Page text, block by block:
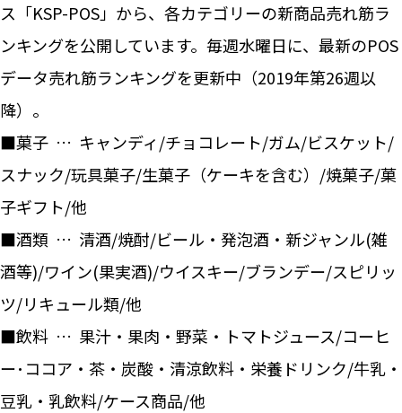
ス「KSP-POS」から、各カテゴリーの新商品売れ筋ラ
ンキングを公開しています。毎週水曜日に、最新のPOS
データ売れ筋ランキングを更新中（2019年第26週以
降）。
■菓子 … キャンディ/チョコレート/ガム/ビスケット/
スナック/玩具菓子/生菓子（ケーキを含む）/焼菓子/菓
子ギフト/他
■酒類 … 清酒/焼酎/ビール・発泡酒・新ジャンル(雑
酒等)/ワイン(果実酒)/ウイスキー/ブランデー/スピリッ
ツ/リキュール類/他
■飲料 … 果汁・果肉・野菜・トマトジュース/コーヒ
ー･ココア・茶・炭酸・清涼飲料・栄養ドリンク/牛乳・
豆乳・乳飲料/ケース商品/他